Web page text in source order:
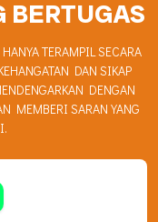
BERTUGAS
TERAMPIL SECARA
DAN SIKAP
DENGAN
MEMBERI SARAN YANG